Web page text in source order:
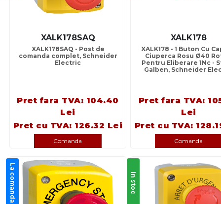
XALK178SAQ
XALK178SAQ - Post de
comanda complet, Schneider
Electric
Pret fara TVA: 104.40
Lei
Pret cu TVA: 126.32 Lei
Comanda
XALK178
XALK178 - 1 Buton Cu
Ciuperca Rosu Ø40
Pentru Eliberare 1Nc -
Galben, Schneider
Pret fara TVA:
Lei
Pret cu TVA:
Comanda
La comanda In stoc